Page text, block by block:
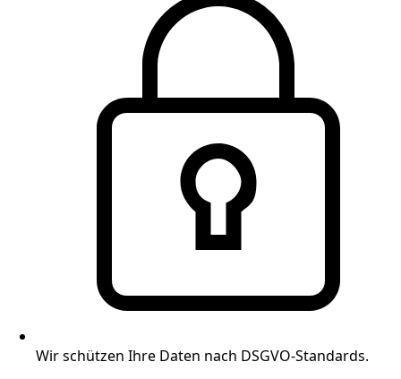
Wir schützen Ihre Daten nach DSGVO-Standards.